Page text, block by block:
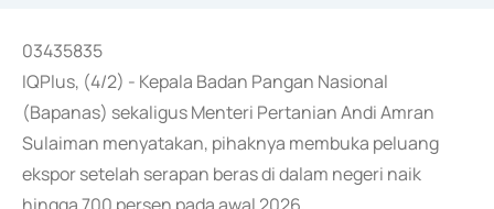
03435835
IQPlus, (4/2) - Kepala Badan Pangan Nasional
(Bapanas) sekaligus Menteri Pertanian Andi Amran
Sulaiman menyatakan, pihaknya membuka peluang
ekspor setelah serapan beras di dalam negeri naik